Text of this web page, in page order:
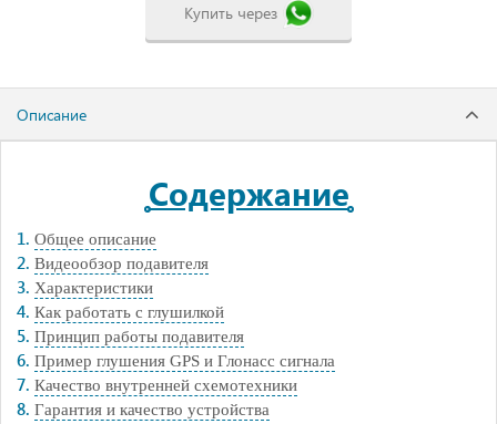
Купить через
Описание
Содержание
Общее описание
Видеообзор подавителя
Характеристики
Как работать с глушилкой
Принцип работы подавителя
Пример глушения GPS и Глонасс сигнала
Качество внутренней схемотехники
Гарантия и качество устройства